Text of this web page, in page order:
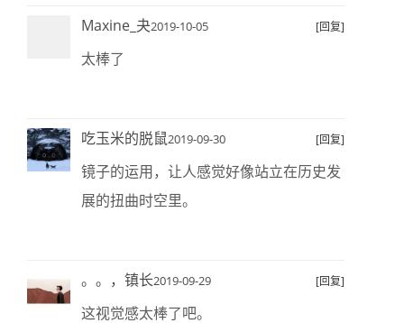
Maxine_夬2019-10-05 [回复]
太棒了
吃玉米的脱鼠2019-09-30 [回复]
镜子的运用，让人感觉好像站立在历史发
展的扭曲时空里。
。。，镇长2019-09-29 [回复]
这视觉感太棒了吧。